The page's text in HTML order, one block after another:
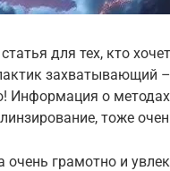
для тех, кто
захватывающий
Информация о
тоже
очень грамотно и